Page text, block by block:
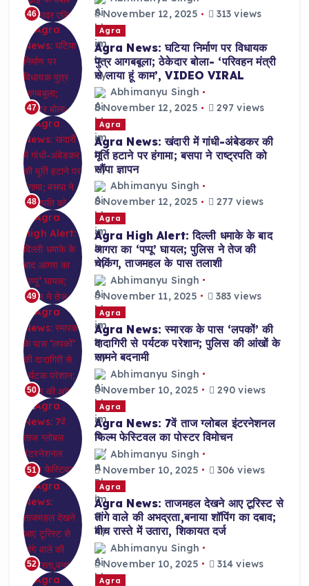
46
November 12, 2025
313 views
47
Agra
Agra News: घटिया निर्माण पर विधायक
पुत्र आगबबूला; ठेकेदार बोला- ‘परिवहन मंत्री
से लाया हूं काम’, VIDEO VIRAL
Abhimanyu Singh
November 12, 2025
297 views
48
Agra
Agra News: खंदारी में गांधी-अंबेडकर की
मूर्ति हटाने पर हंगामा; बसपा ने राष्ट्रपति को
सौंपा ज्ञापन
Abhimanyu Singh
November 12, 2025
277 views
49
Agra
Agra High Alert: दिल्ली धमाके के बाद
आगरा का ‘पप्पू’ घायल; पुलिस ने तेज की
चेकिंग, ताजमहल के पास तलाशी
Abhimanyu Singh
November 11, 2025
383 views
50
Agra
Agra News: स्मारक के पास ‘लपकों’ की
दादागिरी से पर्यटक परेशान; पुलिस की आंखों के
सामने बदनामी
Abhimanyu Singh
November 10, 2025
290 views
51
Agra
Agra News: 7वें ताज ग्लोबल इंटरनेशनल
फिल्म फेस्टिवल का पोस्टर विमोचन
Abhimanyu Singh
November 10, 2025
306 views
52
Agra
Agra News: ताजमहल देखने आए टूरिस्ट से
तांगे वाले की अभद्रता,बनाया शॉपिंग का दबाव;
बीच रास्ते में उतारा, शिकायत दर्ज
Abhimanyu Singh
November 10, 2025
314 views
Agra